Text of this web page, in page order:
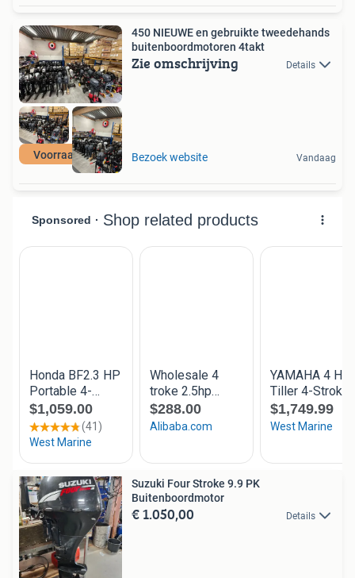
Voorraad actie
450 NIEUWE en gebruikte tweedehands
buitenboordmotoren 4takt
Zie omschrijving Details
Bezoek website Vandaag
Suzuki Four Stroke 9.9 PK
Buitenboordmotor
€ 1.050,00 Details